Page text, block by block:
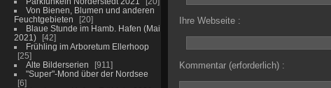
Von Bienen, Blumen und anderen
Feuchtgebieten
20
Blaue Stunde im Hamb. Hafen (Mai
2021)
42
Frühling im Arboretum Ellerhoop
25
Alte Bilderserien
911
"Super"-Mond über der Nordsee
6
Ihre Webseite :
Kommentar (erforderlich) :